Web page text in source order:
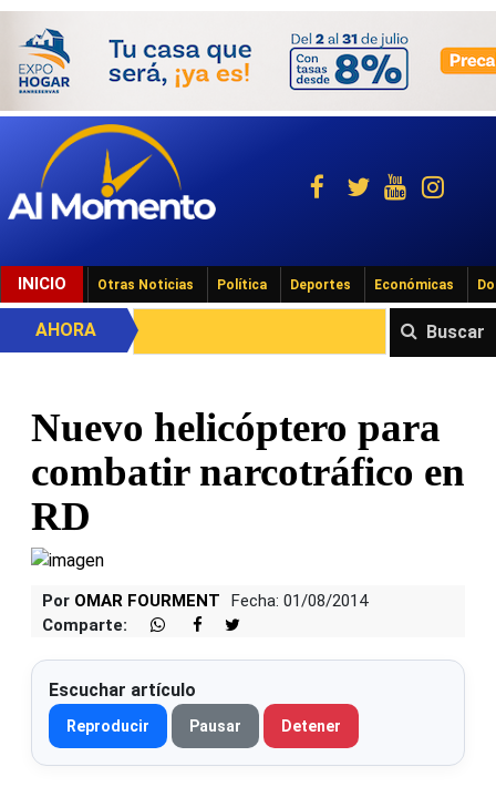
INICIO Otras Noticias Política Deportes Económicas
Buscar
AHORA
Nuevo helicóptero para
combatir narcotráfico en
RD
Por OMAR FOURMENT
Fecha: 01/08/2014
Comparte:
Escuchar artículo
Reproducir Pausar Detener